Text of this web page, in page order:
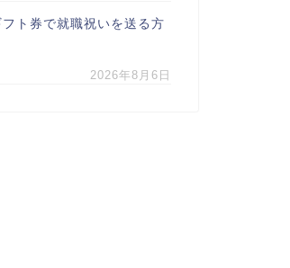
ト券で就職祝いを送る方
2026年8月6日